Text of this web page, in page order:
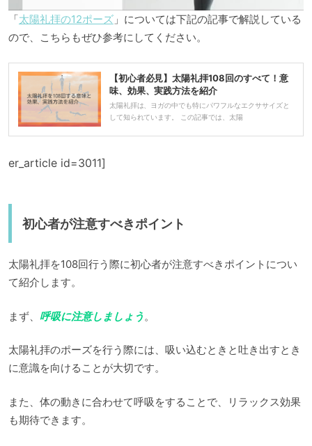
「太陽礼拝の12ポーズ」については下記の記事で解説している
ので、こちらもぜひ参考にしてください。
【初心者必見】太陽礼拝108回のすべて！意
味、効果、実践方法を紹介
太陽礼拝は、ヨガの中でも特にパワフルなエクササイズと
して知られています。 この記事では、太陽
er_article id=3011]
初心者が注意すべきポイント
太陽礼拝を108回行う際に初心者が注意すべきポイントについ
て紹介します。
まず、 呼吸に注意しましょう。
太陽礼拝のポーズを行う際には、吸い込むときと吐き出すとき
に意識を向けることが大切です。
また、体の動きに合わせて呼吸をすることで、リラックス効果
も期待できます。